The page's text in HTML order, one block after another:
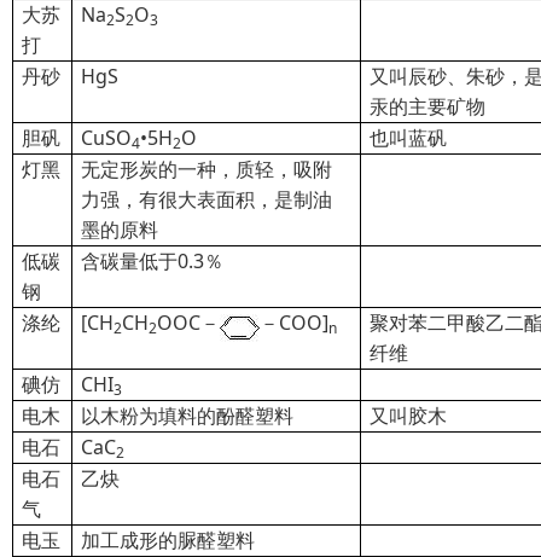
大苏
打
Na2S2O3
丹砂 HgS
又叫辰砂、朱砂，
汞的主要矿物
胆矾
CuSO4•5H2O
也叫蓝矾
灯黑
无定形炭的一种，质轻，吸附
力强，有很大表面积，是制油
墨的原料
低碳
钢
含碳量低于0.3％
涤纶 [CH2CH2OOC－ －COO]n
聚对苯二甲酸乙二
纤维
碘仿
CHI3
电木 以木粉为填料的酚醛塑料
又叫胶木
电石
CaC2
电石
气
乙炔
电玉
加工成形的脲醛塑料